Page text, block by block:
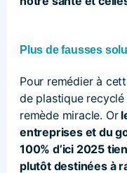
Plus de fausses
Pour remédier à
de plastique
remède miracle. Or
entreprises et du
100% d’ici 2025
plutôt destinées à